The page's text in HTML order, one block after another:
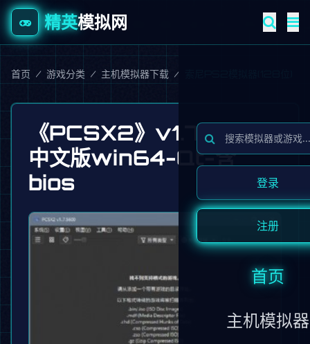
精英模拟网
登录
注册
首页
主机模拟器
首页 / 游戏分类 / 主机模拟器下载 /
《PCSX2》v1.7.5600
中文版win64-Qt-含
bios